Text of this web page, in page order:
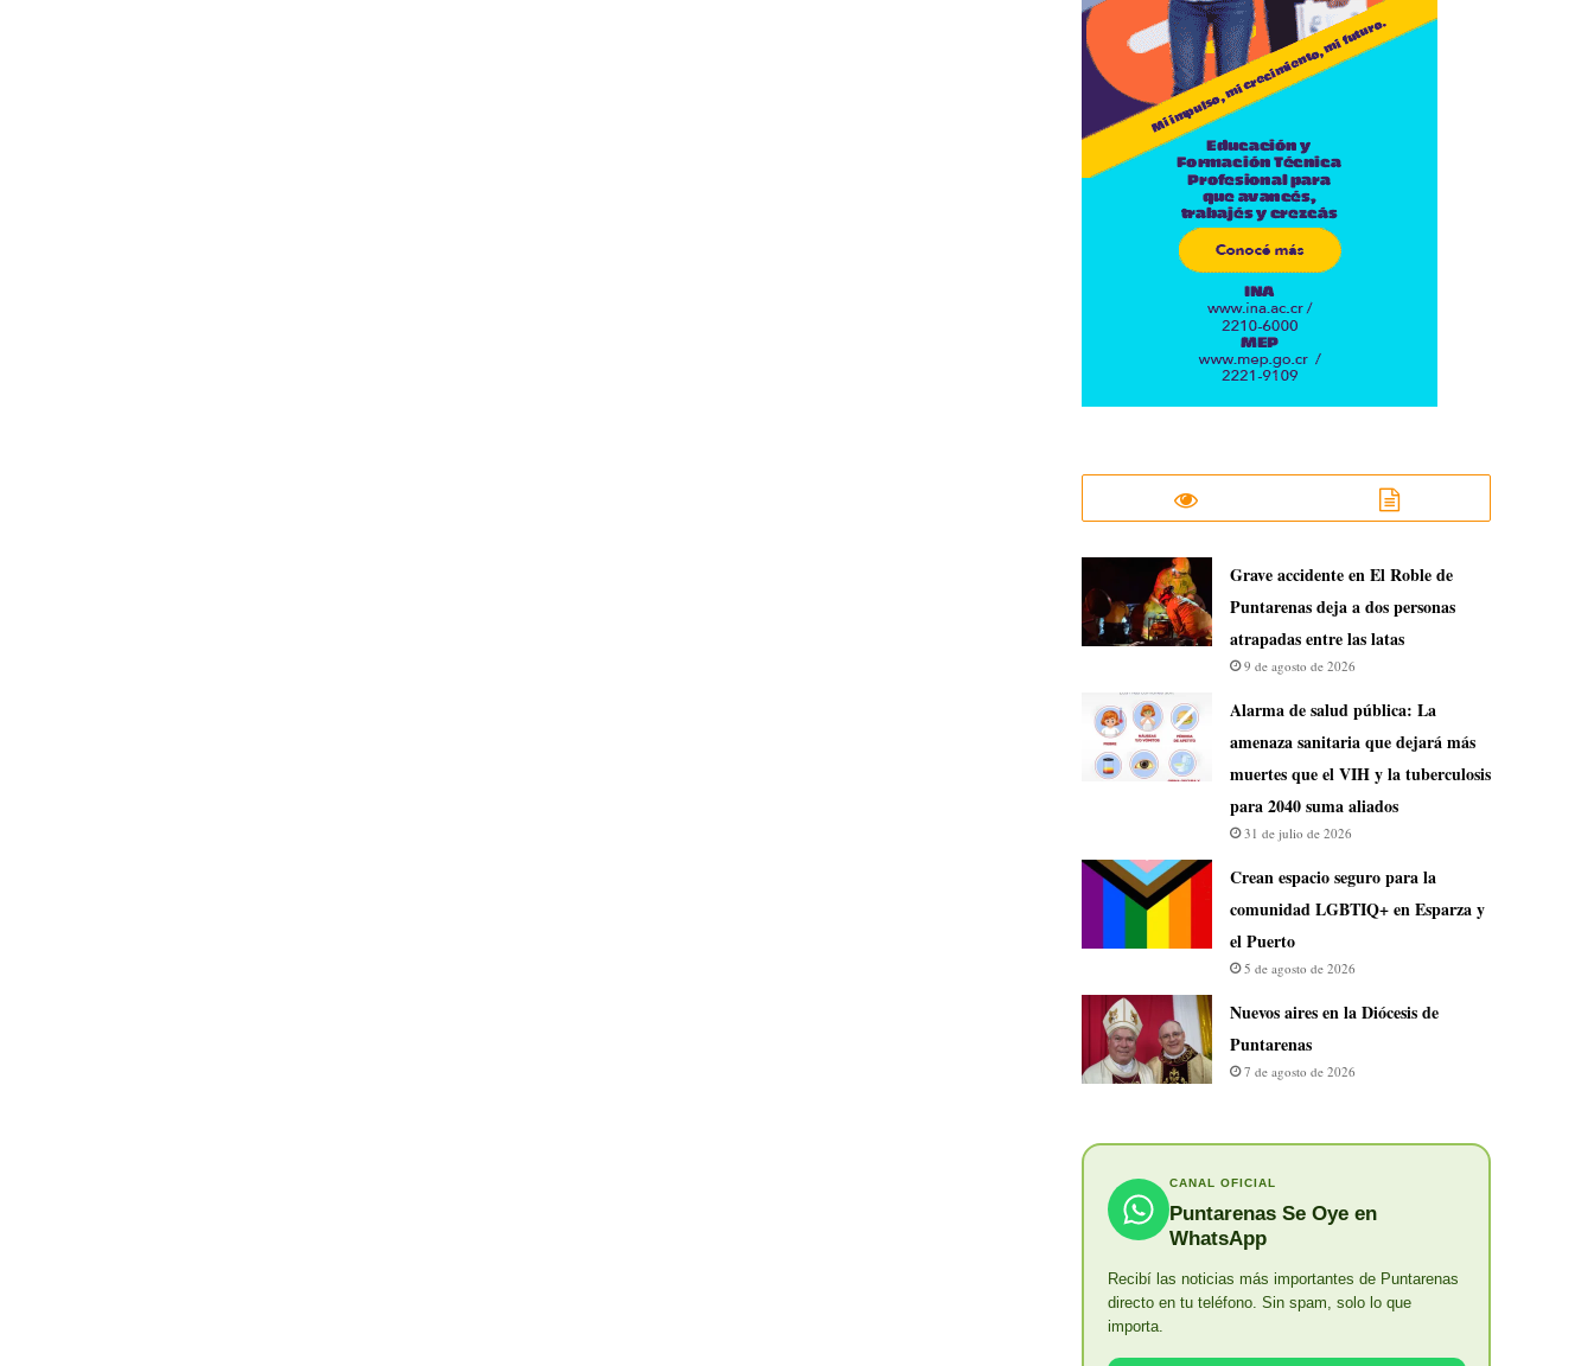
Grave accidente en El Roble de
Puntarenas deja a dos personas
atrapadas entre las latas
9 de agosto de 2026
​Alarma de salud pública: La
amenaza sanitaria que dejará más
muertes que el VIH y la tuberculosis
para 2040 suma aliados
31 de julio de 2026
Crean espacio seguro para la
comunidad LGBTIQ+ en Esparza y
el Puerto
5 de agosto de 2026
​Nuevos aires en la Diócesis de
Puntarenas
7 de agosto de 2026
CANAL OFICIAL
Puntarenas Se Oye en
WhatsApp
Recibí las noticias más importantes de Puntarenas
directo en tu teléfono. Sin spam, solo lo que
importa.